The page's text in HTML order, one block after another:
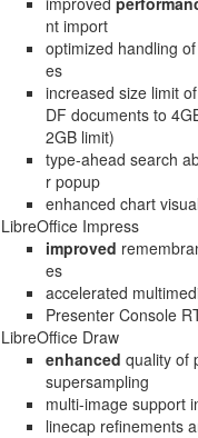
nt import
optimized handling
es
increased size limit
DF documents to
2GB limit)
type-ahead search
r popup
enhanced chart
LibreOffice Impress
improved
es
accelerated
Presenter Console
LibreOffice Draw
enhanced quality of
supersampling
multi-image support
linecap refinements